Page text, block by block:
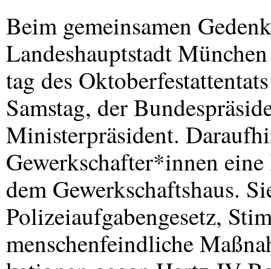
Beim gemeinsamen
Landeshauptstadt
tag des
Samstag, der
Ministerpräsident.
Gewerkschafter*innen
dem Gewerkschaftshaus.
Polizeiaufgabengesetz,
menschenfeindliche